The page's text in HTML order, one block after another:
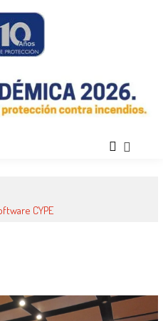
Incendios
Incendios para Nuestra Sociedad
CYPE